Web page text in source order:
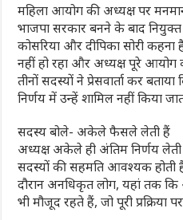
महिला आयोग की अध्यक्ष पर
भाजपा सरकार बनने के बाद नियुक्त
कोसरिया और दीपिका सोरी
नहीं हो रहा और अध्यक्ष पूरे आयोग
तीनों सदस्यों ने प्रेसवार्ता कर
निर्णय में उन्हें शामिल नहीं किया
सदस्य बोले- अकेले फैसले लेती हैं
अध्यक्ष अकेले ही अंतिम निर्णय
सदस्यों की सहमति आवश्यक होती
दौरान अनधिकृत लोग, यहां तक
भी मौजूद रहते हैं, जो पूरी प्रक्रिया